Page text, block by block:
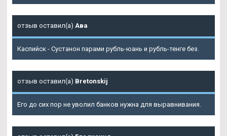
отзыв оставил(а) Ава
Каспийск - Сустанон парами рубль-юань и рубль-тенге без.
отзыв оставил(а) Bretonskij
Его до сих пор не уволил банков нужна для выравнивания.